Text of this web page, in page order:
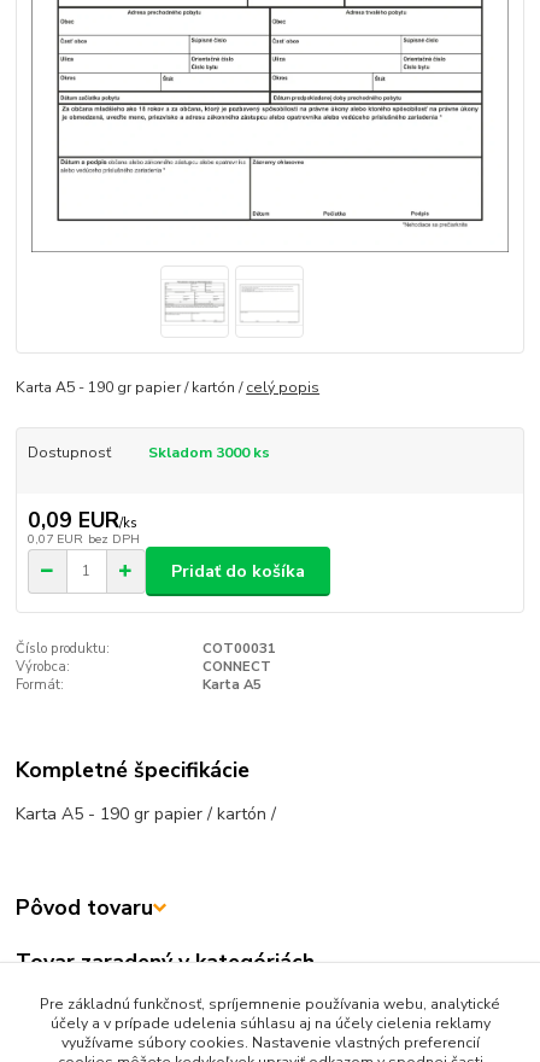
Karta A5 - 190 gr papier / kartón /celý popis
Dostupnosť Skladom 3000 ks
0,09 EUR/ks
0,07 EUR bez DPH
Pridať do košíka
Číslo produktu:
COT00031
Výrobca:
CONNECT
Formát:
Karta A5
Kompletné špecifikácie
Karta A5 - 190 gr papier / kartón /
Pôvod tovaru
Tovar zaradený v kategóriách
TLAČIVÁ
Evidencia obyvateľstva
Pre základnú funkčnosť, spríjemnenie používania webu, analytické
účely a v prípade udelenia súhlasu aj na účely cielenia reklamy
využívame súbory cookies. Nastavenie vlastných preferencií